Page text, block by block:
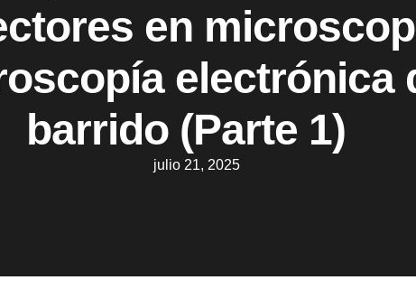
en
electrónica
barrido (Parte 1)
julio 21, 2025